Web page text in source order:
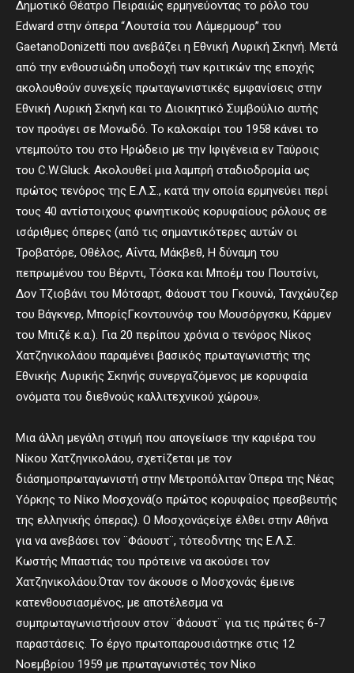
Δημοτικό Θέατρο Πειραιώς ερμηνεύοντας το ρόλο του
Edward στην όπερα “Λουτσία του Λάμερμουρ” του
GaetanoDonizetti που ανεβάζει η Εθνική Λυρική Σκηνή. Μετά
από την ενθουσιώδη υποδοχή των κριτικών της εποχής
ακολουθούν συνεχείς πρωταγωνιστικές εμφανίσεις στην
Εθνική Λυρική Σκηνή και το Διοικητικό Συμβούλιο αυτής
τον προάγει σε Μονωδό. Το καλοκαίρι του 1958 κάνει το
ντεμπούτο του στο Ηρώδειο με την Ιφιγένεια εν Ταύροις
του C.W.Gluck. Ακολουθεί μια λαμπρή σταδιοδρομία ως
πρώτος τενόρος της Ε.Λ.Σ., κατά την οποία ερμηνεύει περί
τους 40 αντίστοιχους φωνητικούς κορυφαίους ρόλους σε
ισάριθμες όπερες (από τις σημαντικότερες αυτών οι
Τροβατόρε, Οθέλος, Αΐντα, Μάκβεθ, Η δύναμη του
πεπρωμένου του Βέρντι, Τόσκα και Μποέμ του Πουτσίνι,
Δον Τζιοβάνι του Μότσαρτ, Φάουστ του Γκουνώ, Τανχώυζερ
του Βάγκνερ, ΜπορίςΓκοντουνόφ του Μουσόργσκυ, Κάρμεν
του Μπιζέ κ.α.). Για 20 περίπου χρόνια ο τενόρος Νίκος
Χατζηνικολάου παραμένει βασικός πρωταγωνιστής της
Εθνικής Λυρικής Σκηνής συνεργαζόμενος με κορυφαία
ονόματα του διεθνούς καλλιτεχνικού χώρου».
Μια άλλη μεγάλη στιγμή που απογείωσε την καριέρα του
Νίκου Χατζηνικολάου, σχετίζεται με τον
διάσημοπρωταγωνιστή στην Μετροπόλιταν Όπερα της Νέας
Υόρκης το Νίκο Μοσχονά(ο πρώτος κορυφαίος πρεσβευτής
της ελληνικής όπερας). Ο Μοσχονάςείχε έλθει στην Αθήνα
για να ανεβάσει τον ¨Φάουστ¨, τότεοδντης της Ε.Λ.Σ.
Κωστής Μπαστιάς του πρότεινε να ακούσει τον
Χατζηνικολάου.Όταν τον άκουσε ο Μοσχονάς έμεινε
κατενθουσιασμένος, με αποτέλεσμα να
συμπρωταγωνιστήσουν στον ¨Φάουστ¨ για τις πρώτες 6-7
παραστάσεις. Το έργο πρωτοπαρουσιάστηκε στις 12
Νοεμβρίου 1959 με πρωταγωνιστές τον Νίκο